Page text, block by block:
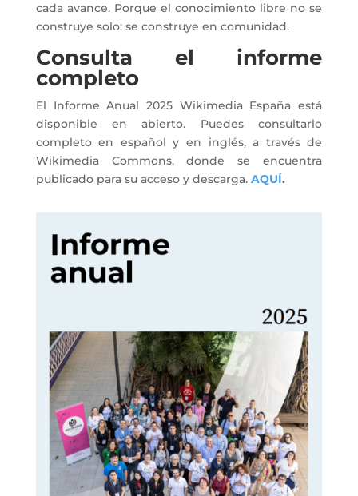
cada avance. Porque el conocimiento libre no se
construye solo: se construye en comunidad.
Consulta el informe
completo
El Informe Anual 2025 Wikimedia España está
disponible en abierto. Puedes consultarlo
completo en español y en inglés, a través de
Wikimedia Commons, donde se encuentra
publicado para su acceso y descarga. AQUÍ.